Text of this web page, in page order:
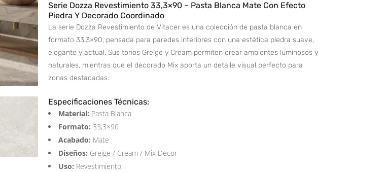
Serie Dozza Revestimiento 33,3×90 – Pasta Blanca Mate Con Efecto
Piedra Y Decorado Coordinado
La serie Dozza Revestimiento de Vitacer es una colección de pasta blanca en
formato 33,3×90, pensada para paredes interiores con una estética piedra suave,
elegante y actual. Sus tonos Greige y Cream permiten crear ambientes luminosos y
naturales, mientras que el decorado Mix aporta un detalle visual perfecto para
zonas destacadas.
Especificaciones Técnicas:
Material: Pasta Blanca
Formato: 33,3×90
Acabado: Mate
Diseños: Greige / Cream / Mix Decor
Uso: Revestimiento